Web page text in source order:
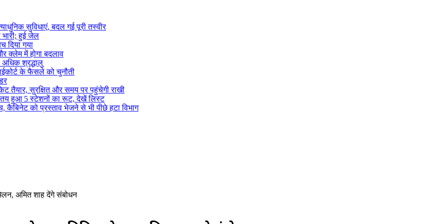
सुविधाएं, बदल गई पूरी तस्वीर
भारी; हुई जेल
दिया गया
क्लेम में होगा बदलाव
श्रद्धालु
के फैसले को चुनौती
तैयार, सुरक्षित और समय पर पहुंचेगी राखी
तय हुआ 5 स्टेशनों का रूट, देखें लिस्ट
कैबिनेट को प्रस्ताव भेजने से भी पीछे हटा विभाग
अमित शाह देंगे संबोधन